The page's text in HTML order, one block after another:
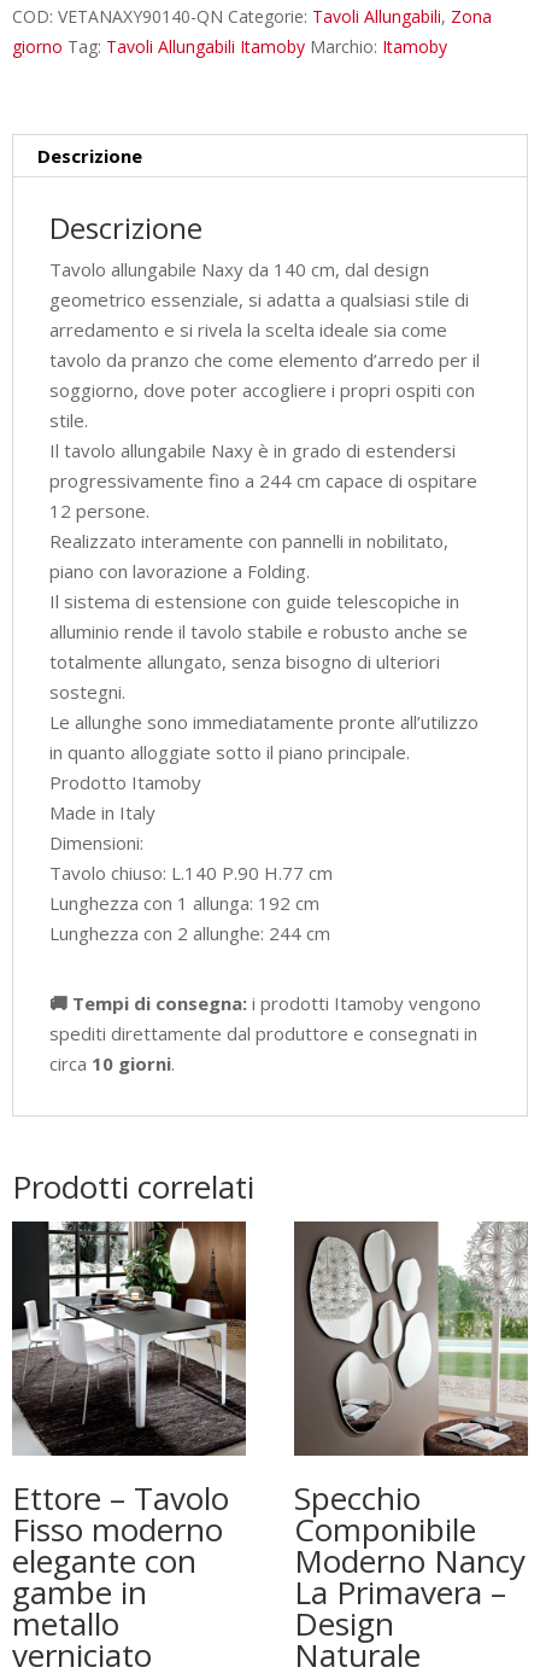
Naxy
quercia
COD: VETANAXY90140-QN Categorie: Tavoli Allungabili, Zona
giorno Tag: Tavoli Allungabili Itamoby Marchio: Itamoby
Descrizione
Descrizione
Tavolo allungabile Naxy da 140 cm, dal design
geometrico essenziale, si adatta a qualsiasi stile di
arredamento e si rivela la scelta ideale sia come
tavolo da pranzo che come elemento d’arredo per il
soggiorno, dove poter accogliere i propri ospiti con
stile.
Il tavolo allungabile Naxy è in grado di estendersi
progressivamente fino a 244 cm capace di ospitare
12 persone.
Realizzato interamente con pannelli in nobilitato,
piano con lavorazione a Folding.
Il sistema di estensione con guide telescopiche in
alluminio rende il tavolo stabile e robusto anche se
totalmente allungato, senza bisogno di ulteriori
sostegni.
Le allunghe sono immediatamente pronte all’utilizzo
in quanto alloggiate sotto il piano principale.
Prodotto Itamoby
Made in Italy
Dimensioni:
Tavolo chiuso: L.140 P.90 H.77 cm
Lunghezza con 1 allunga: 192 cm
Lunghezza con 2 allunghe: 244 cm
🚚 Tempi di consegna: i prodotti Itamoby vengono
spediti direttamente dal produttore e consegnati in
circa 10 giorni.
Prodotti correlati
Ettore – Tavolo
Fisso moderno
elegante con
gambe in
metallo
verniciato
Specchio
Componibile
Moderno Nancy
La Primavera –
Design
Naturale